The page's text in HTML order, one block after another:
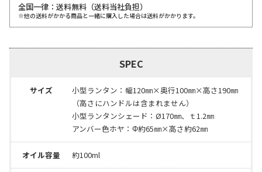
全国一律：送料無料（送料当社負担）
※他の送料がかかる商品と一緒に購入した場合は送料がかかります。
SPEC
サイズ
小型ランタン：幅120㎜×奥行100㎜×高さ190㎜
（高さにハンドルは含まれません）
小型ランタンシェード：Ø170㎜、ｔ1.2㎜
アンバー色ホヤ：Φ約65㎜×高さ約62㎜
オイル容量 約100ml